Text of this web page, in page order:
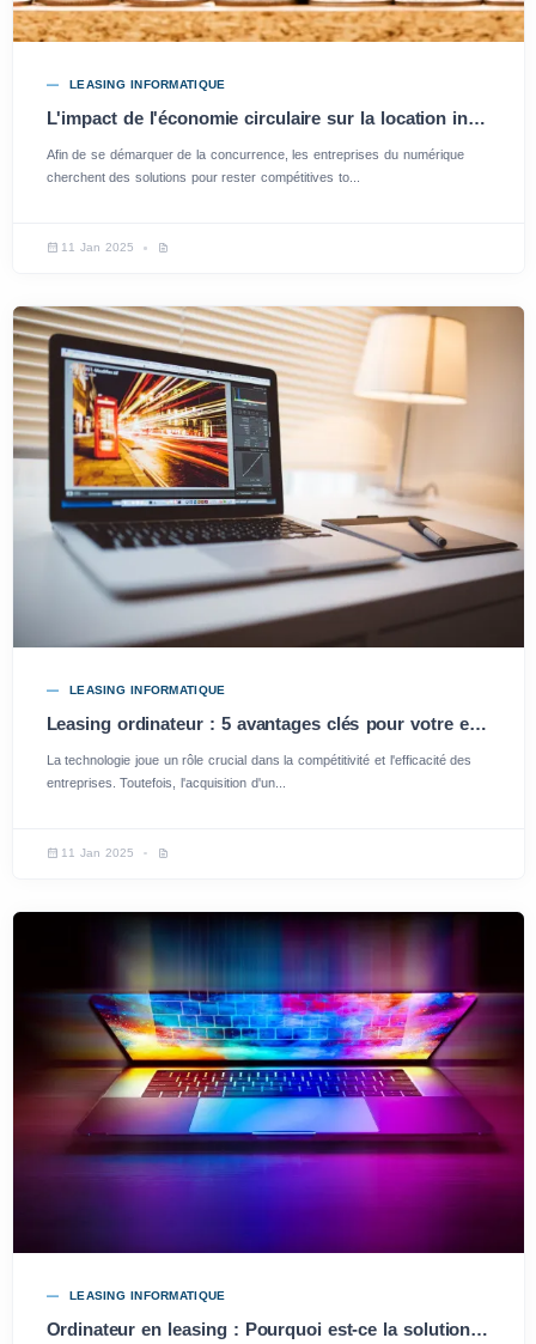
LEASING INFORMATIQUE
L'impact de l'économie circulaire sur la location informatique en entreprise
Afin de se démarquer de la concurrence, les entreprises du numérique
cherchent des solutions pour rester compétitives to...
11 Jan 2025
LEASING INFORMATIQUE
Leasing ordinateur : 5 avantages clés pour votre entreprise
La technologie joue un rôle crucial dans la compétitivité et l'efficacité des
entreprises. Toutefois, l'acquisition d'un...
11 Jan 2025
LEASING INFORMATIQUE
Ordinateur en leasing : Pourquoi est-ce la solution idéale pour votre entreprise ?